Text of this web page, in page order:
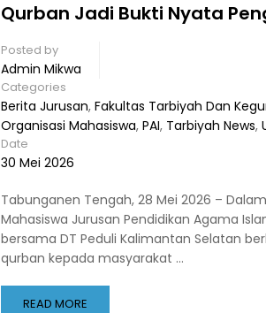
Qurban Jadi Bukti Nyata
Posted by
Admin Mikwa
Categories
Berita Jurusan, Fakultas Tarbiyah Dan
Organisasi Mahasiswa, PAI, Tarbiyah News,
Date
30 Mei 2026
Tabunganen Tengah, 28 Mei 2026 –
Mahasiswa Jurusan Pendidikan Agama
bersama DT Peduli Kalimantan Selatan
qurban kepada masyarakat …
READ MORE